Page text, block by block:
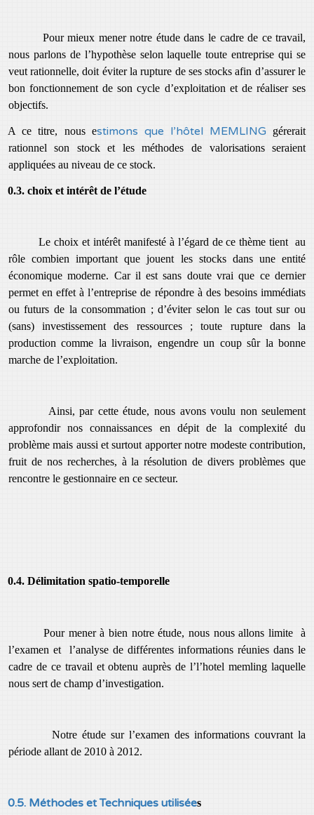
Pour mieux mener notre étude dans le cadre de ce travail,
nous parlons de l’hypothèse selon laquelle toute entreprise qui se
veut rationnelle, doit éviter la rupture de ses stocks afin d’assurer le
bon fonctionnement de son cycle d’exploitation et de réaliser ses
objectifs.
A ce titre, nous estimons que l’hôtel MEMLINGgérerait
rationnel son stock et les méthodes de valorisations seraient
appliquées au niveau de ce stock.
0.3. choix et intérêt de l’étude
Le choix et intérêt manifesté à l’égard de ce thème tient au
rôle combien important que jouent les stocks dans une entité
économique moderne. Car il est sans doute vrai que ce dernier
permet en effet à l’entreprise de répondre à des besoins immédiats
ou futurs de la consommation ; d’éviter selon le cas tout sur ou
(sans) investissement des ressources ; toute rupture dans la
production comme la livraison, engendre un coup sûr la bonne
marche de l’exploitation.
Ainsi, par cette étude, nous avons voulu non seulement
approfondir nos connaissances en dépit de la complexité du
problème mais aussi et surtout apporter notre modeste contribution,
fruit de nos recherches, à la résolution de divers problèmes que
rencontre le gestionnaire en ce secteur.
0.4. Délimitation spatio-temporelle
Pour mener à bien notre étude, nous nous allons limite à
l’examen et l’analyse de différentes informations réunies dans le
cadre de ce travail et obtenu auprès de l’l’hotel memlinglaquelle
nous sert de champ d’investigation.
Notre étude sur l’examen des informations couvrant la
période allant de 2010 à 2012.
0.5. Méthodes et Techniques utilisées